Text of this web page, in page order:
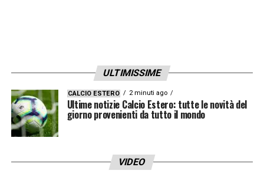
ULTIMISSIME
CALCIO ESTERO 2 minuti ago
Ultime notizie Calcio Estero: tutte le novità del
giorno provenienti da tutto il mondo
VIDEO